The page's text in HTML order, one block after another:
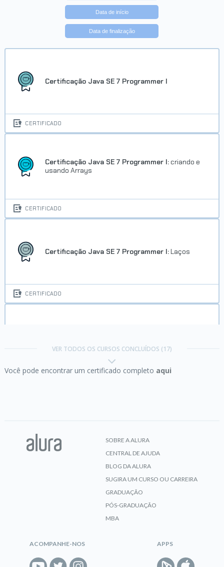
Data de início
Data de finalização
Certificação Java SE 7 Programmer I
CERTIFICADO
Certificação Java SE 7 Programmer I: criando e
usando Arrays
CERTIFICADO
Certificação Java SE 7 Programmer I: Laços
CERTIFICADO
Certificação Java SE 7 Programmer I:
VER TODOS OS CURSOS CONCLUÍDOS (17)
Você pode encontrar um certificado completo aqui
SOBRE A ALURA
CENTRAL DE AJUDA
BLOG DA ALURA
SUGIRA UM CURSO OU CARREIRA
GRADUAÇÃO
PÓS-GRADUAÇÃO
MBA
ACOMPANHE-NOS APPS